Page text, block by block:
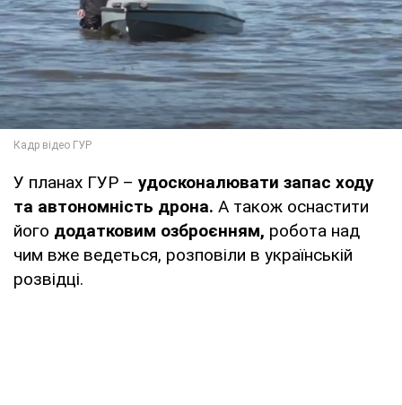
У планах ГУР – удосконалювати запас ходу
та автономність дрона. А також оснастити
його додатковим озброєнням, робота над
чим вже ведеться, розповіли в українській
розвідці.